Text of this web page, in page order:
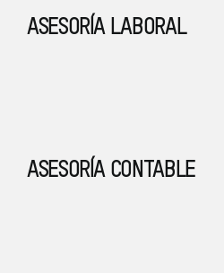
ASESORÍA LABORAL
ASESORÍA CONTABLE